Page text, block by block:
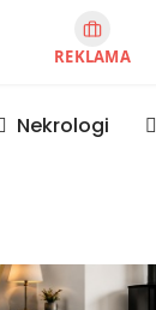
REKLAMA
Nekrologi